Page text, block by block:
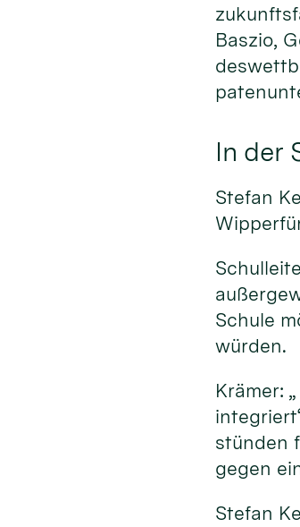
Baszio,
In der
Stefan
Schule
würden.
Krämer:
stünden
gegen
Stefan